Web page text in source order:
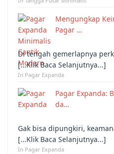
Mengungkap
Pagar …
Di tengah gemerlapnya
[...Klik Baca Selanjutnya...]
In Pagar Expanda
Pagar Expanda:
da…
Gak bisa dipungkiri,
[...Klik Baca Selanjutnya...]
In Pagar Expanda